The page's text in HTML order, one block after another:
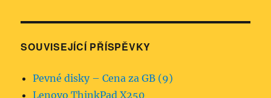
SOUVISEJÍCÍ PŘÍSPĚVKY
Pevné disky – Cena za GB (9)
Lenovo ThinkPad X250